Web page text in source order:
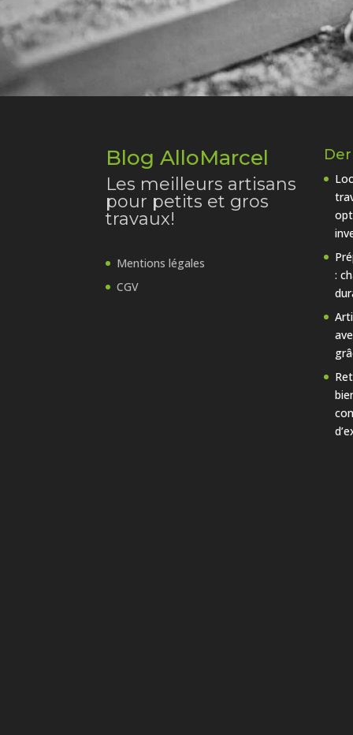
Blog AlloMarcel
Les meilleurs artisans
pour petits et gros
travaux!
Mentions légales
CGV
: